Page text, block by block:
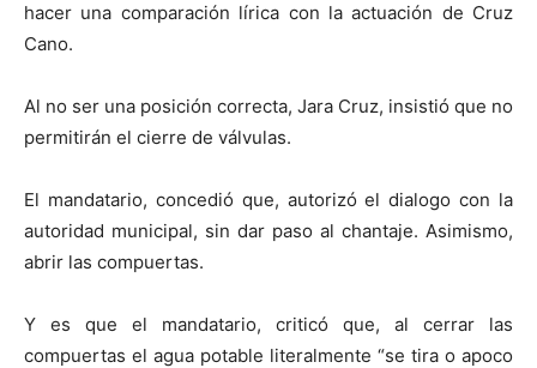
hacer una comparación lírica con la actuación de Cruz
Cano.
Al no ser una posición correcta, Jara Cruz, insistió que no
permitirán el cierre de válvulas.
El mandatario, concedió que, autorizó el dialogo con la
autoridad municipal, sin dar paso al chantaje. Asimismo,
abrir las compuertas.
Y es que el mandatario, criticó que, al cerrar las
compuertas el agua potable literalmente “se tira o apoco